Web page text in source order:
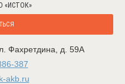
«ИСТОК»
Фахретдина, д. 59А
387
akb.ru